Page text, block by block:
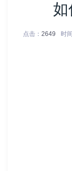
如
点击： 2649 时间